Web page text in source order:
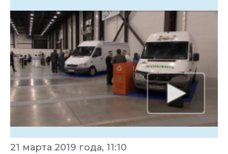
21 марта 2019 года, 11:10